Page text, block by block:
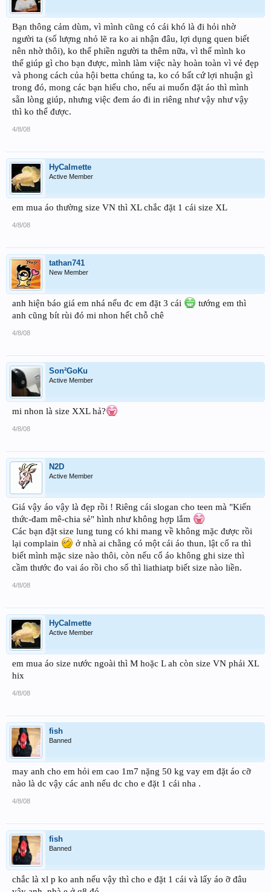
Bạn thông cảm dùm, vì mình cũng có cái khó là đi hỏi nhờ
người ta (số lượng nhỏ lẽ ra ko ai nhận đâu, lợi dụng quen biết
nên nhờ thôi), ko thể phiền người ta thêm nữa, vì thế mình ko
thể giúp gì cho bạn được, mình làm việc này hoàn toàn vì vẻ đẹp
và phong cách của hội betta chúng ta, ko có bất cứ lợi nhuận gì
trong đó, mong các bạn hiểu cho, nếu ai muốn đặt áo thì mình
sẵn lòng giúp, nhưng việc đem áo đi in riêng như vậy như vậy
thì ko thể được.
4/8/08
HyCalmette
Active Member
em mua áo thường size VN thì XL chắc đặt 1 cái size XL
4/8/08
tathan741
New Member
anh hiện báo giá em nhá nếu đc em đặt 3 cái
tướng em thì
anh cũng bít rùi đó mi nhon hết chỗ chê
4/8/08
Son²GoKu
Active Member
mi nhon là size XXL hả?
4/8/08
N2D
Active Member
Giá vậy áo vậy là đẹp rồi ! Riêng cái slogan cho teen mà "Kiến
thức-đam mê-chia sẻ" hình như không hợp lắm
Các bạn đặt size lung tung có khi mang về không mặc được rồi
lại complain
ở nhà ai chằng có một cái áo thun, lật cổ ra thì
biết mình mặc size nào thôi, còn nếu cổ áo không ghi size thì
cầm thước đo vai áo rồi cho số thì liathiatp biết size nào liền.
4/8/08
HyCalmette
Active Member
em mua áo size nước ngoài thì M hoặc L ah còn size VN phải XL
hix
4/8/08
fish
Banned
may anh cho em hỏi em cao 1m7 nặng 50 kg vay em đặt áo cỡ
nào là dc vậy các anh nếu dc cho e đặt 1 cái nha .
4/8/08
fish
Banned
chắc là xl p ko anh nếu vậy thì cho e đặt 1 cái và lấy áo ỡ đâu